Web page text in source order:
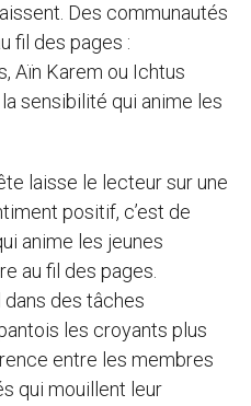
Des communautés
fil des pages :
Aïn Karem ou Ichtus
sensibilité qui anime les
laisse le lecteur sur une
positif, c’est de
anime les jeunes
au fil des pages.
des tâches
les croyants plus
entre les membres
qui mouillent leur